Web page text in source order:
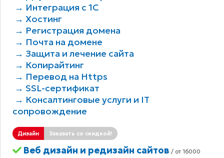
→ Интеграция с 1С
→ Хостинг
→ Регистрация домена
→ Почта на домене
→ Защита и лечение сайта
→ Копирайтинг
→ Перевод на Https
→ SSL-сертификат
→ Консалтинговые услуги и IT
сопровождение
Дизайн Заказать со скидкой!
Веб дизайн и редизайн сайтов / от 16000